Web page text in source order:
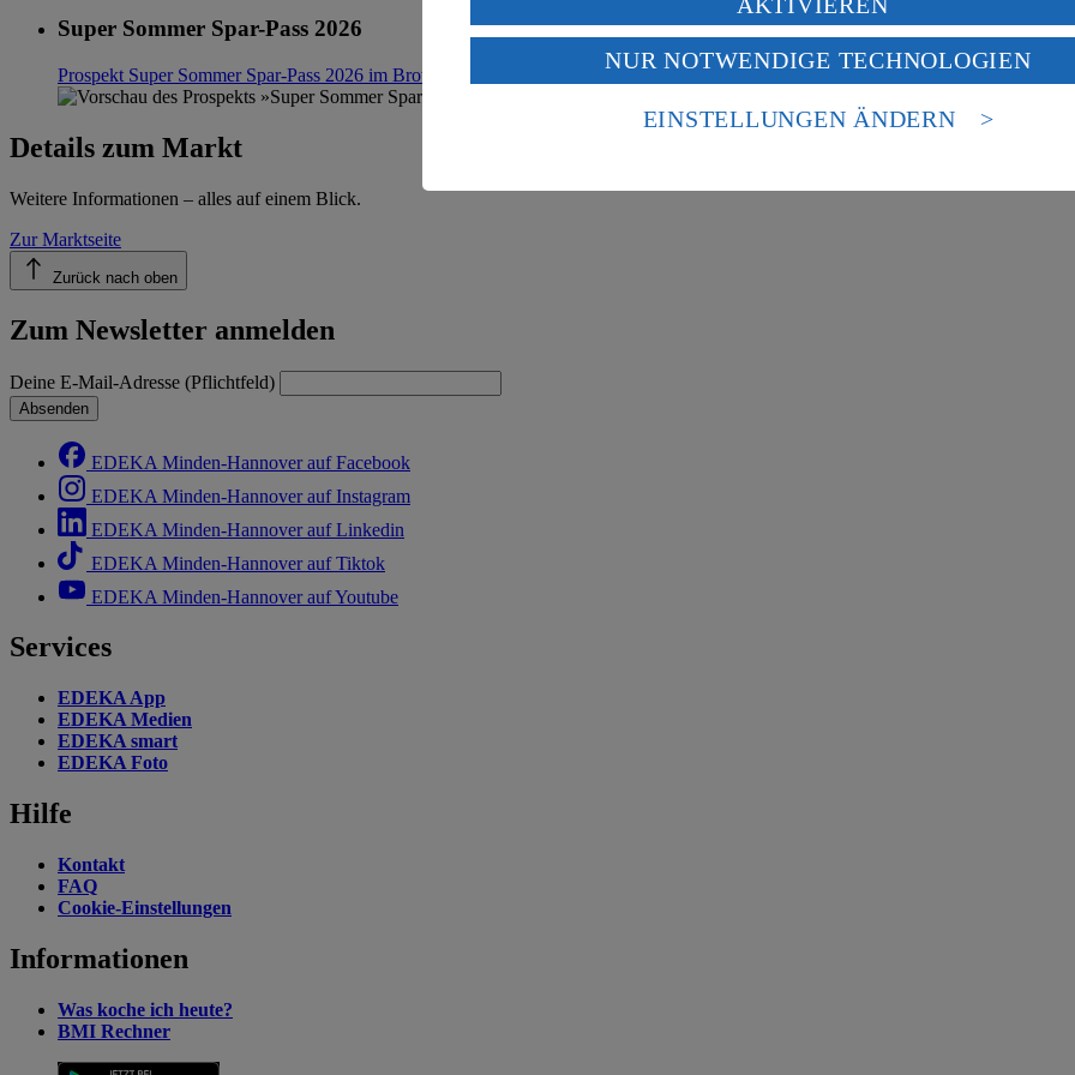
Super Sommer Spar-Pass 2026
Prospekt Super Sommer Spar-Pass 2026 im Browser
Details zum Markt
Weitere Informationen – alles auf einem Blick.
Zur Marktseite
Zurück nach oben
Zum Newsletter anmelden
Deine E-Mail-Adresse (Pflichtfeld)
Absenden
EDEKA Minden-Hannover auf Facebook
EDEKA Minden-Hannover auf Instagram
EDEKA Minden-Hannover auf Linkedin
EDEKA Minden-Hannover auf Tiktok
EDEKA Minden-Hannover auf Youtube
Services
EDEKA App
EDEKA Medien
EDEKA smart
EDEKA Foto
Hilfe
Kontakt
FAQ
Cookie-Einstellungen
Informationen
Was koche ich heute?
BMI Rechner
Wenn du auf „Aktivieren“ klickst, willigst du im Sinne des Art. 49 Abs. 1 Satz 1 lit.
ein, dass deine Daten in den USA verarbeitet werden. Der EuGH sieht die USA als
einem nach europäischen Standards nicht angemessenen Datenschutzniveau an. Es
Risiko eines Zugriffs durch US-amerikanische Behörden.
NUR NOTWENDIGE TECHNOLOGIEN
EINSTELLUNGEN ÄNDERN